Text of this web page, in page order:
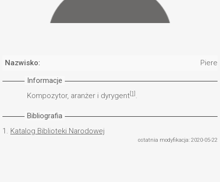
Nazwisko:
Informacje
Kompozytor, aranżer i dyrygent [1] .
Bibliografia
1. Katalog Biblioteki Narodowej
ostatnia modyfikacja: 2020-05-22